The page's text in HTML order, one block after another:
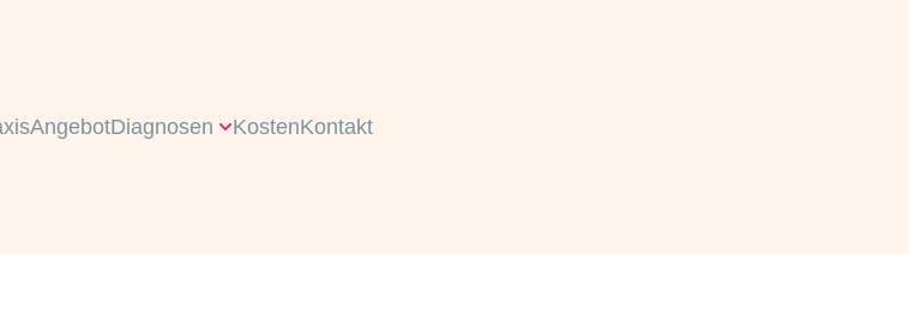
AngebotDiagnosen KostenKontakt